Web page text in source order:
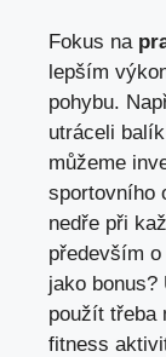
Fokus na
lepším
pohybu.
utráceli
můžeme
sportovního
nedře při
především
jako
použít třeba
fitness